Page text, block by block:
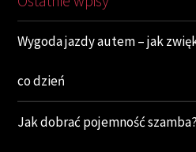
Wygoda jazdy autem – jak
co dzień
Jak dobrać pojemność